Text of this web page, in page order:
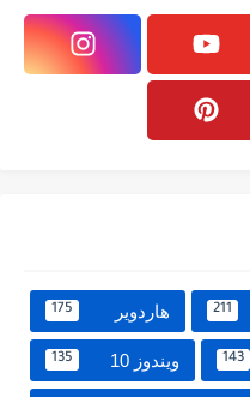
211 هاردوير 175
143 ويندوز 10 135